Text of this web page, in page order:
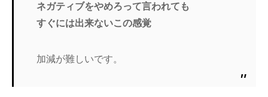
ネガティブをやめろって言われても
すぐには出来ないこの感覚
加減が難しいです。